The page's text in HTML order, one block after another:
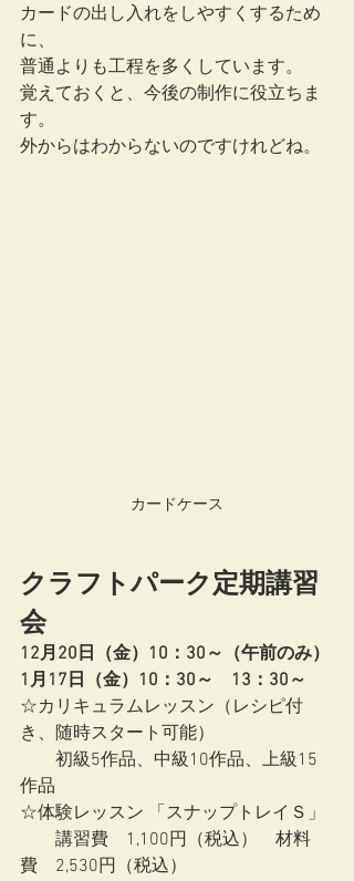
カードの出し入れをしやすくするため
に、
普通よりも工程を多くしています。
覚えておくと、今後の制作に役立ちま
す。
外からはわからないのですけれどね。
カードケース
クラフトパーク定期講習
会
12月20日（金）10：30～（午前のみ）
1月17日（金）10：30～　13：30～
☆カリキュラムレッスン（レシピ付
き、随時スタート可能）
初級5作品、中級10作品、上級15
作品
☆体験レッスン 「スナップトレイＳ」
講習費　1,100円（税込）　材料
費　2,530円（税込）